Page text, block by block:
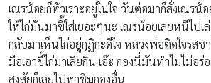
เณรน้อยก็หัวเราะอยู่ในใจ วันต่อมาก็สั่งเณร
ให้ไก่มันมาขี้ใส่เยอะๆนะ เณรน้อยเลยหนีไป
กลับมาเห็นไก่อยู่กุฏิกะดีใจ หลวงพ่อติดใจรสช
มือเอาขี้ไก่มาเลียกิน เอ๊ะ กองนี่มันทำไมไม่อ
สงสัยก็เลยไปหาชิมกองอื่น